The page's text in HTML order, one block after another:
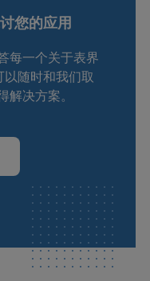
您的应用
每一个关于表界
随时和我们取
决方案。